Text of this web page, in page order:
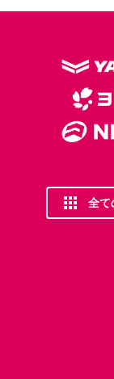
全て